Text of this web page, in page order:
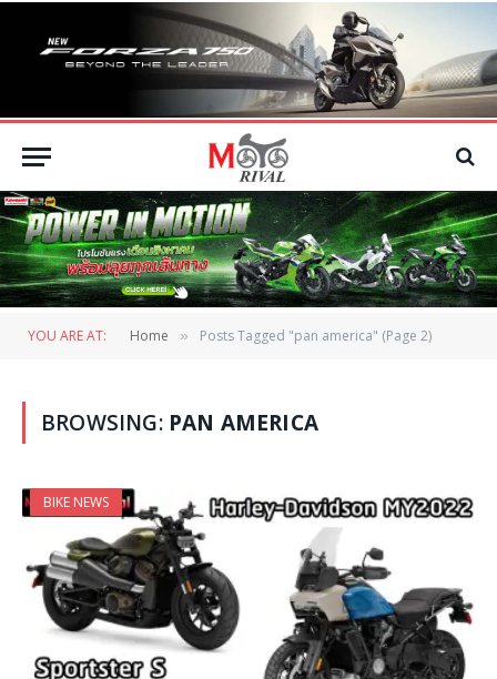
YOU ARE AT: Home » Posts Tagged "pan america" (Page 2)
BROWSING: PAN AMERICA
BIKE NEWS